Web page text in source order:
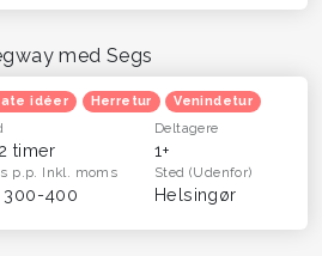
med Segs
idéer Herretur Venindetur
timer
Deltagere
1+
p.p. Inkl. moms
300-400
Sted(Udenfor)
Helsingør